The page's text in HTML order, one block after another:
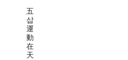
五
삽
運
動
在
天